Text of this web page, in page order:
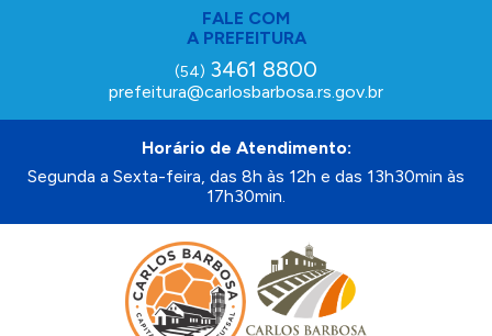
FALE COM
A PREFEITURA
(54) 3461 8800
prefeitura@carlosbarbosa.rs.gov.br
Horário de Atendimento:
Segunda a Sexta-feira, das 8h às 12h e das 13h30min às
17h30min.